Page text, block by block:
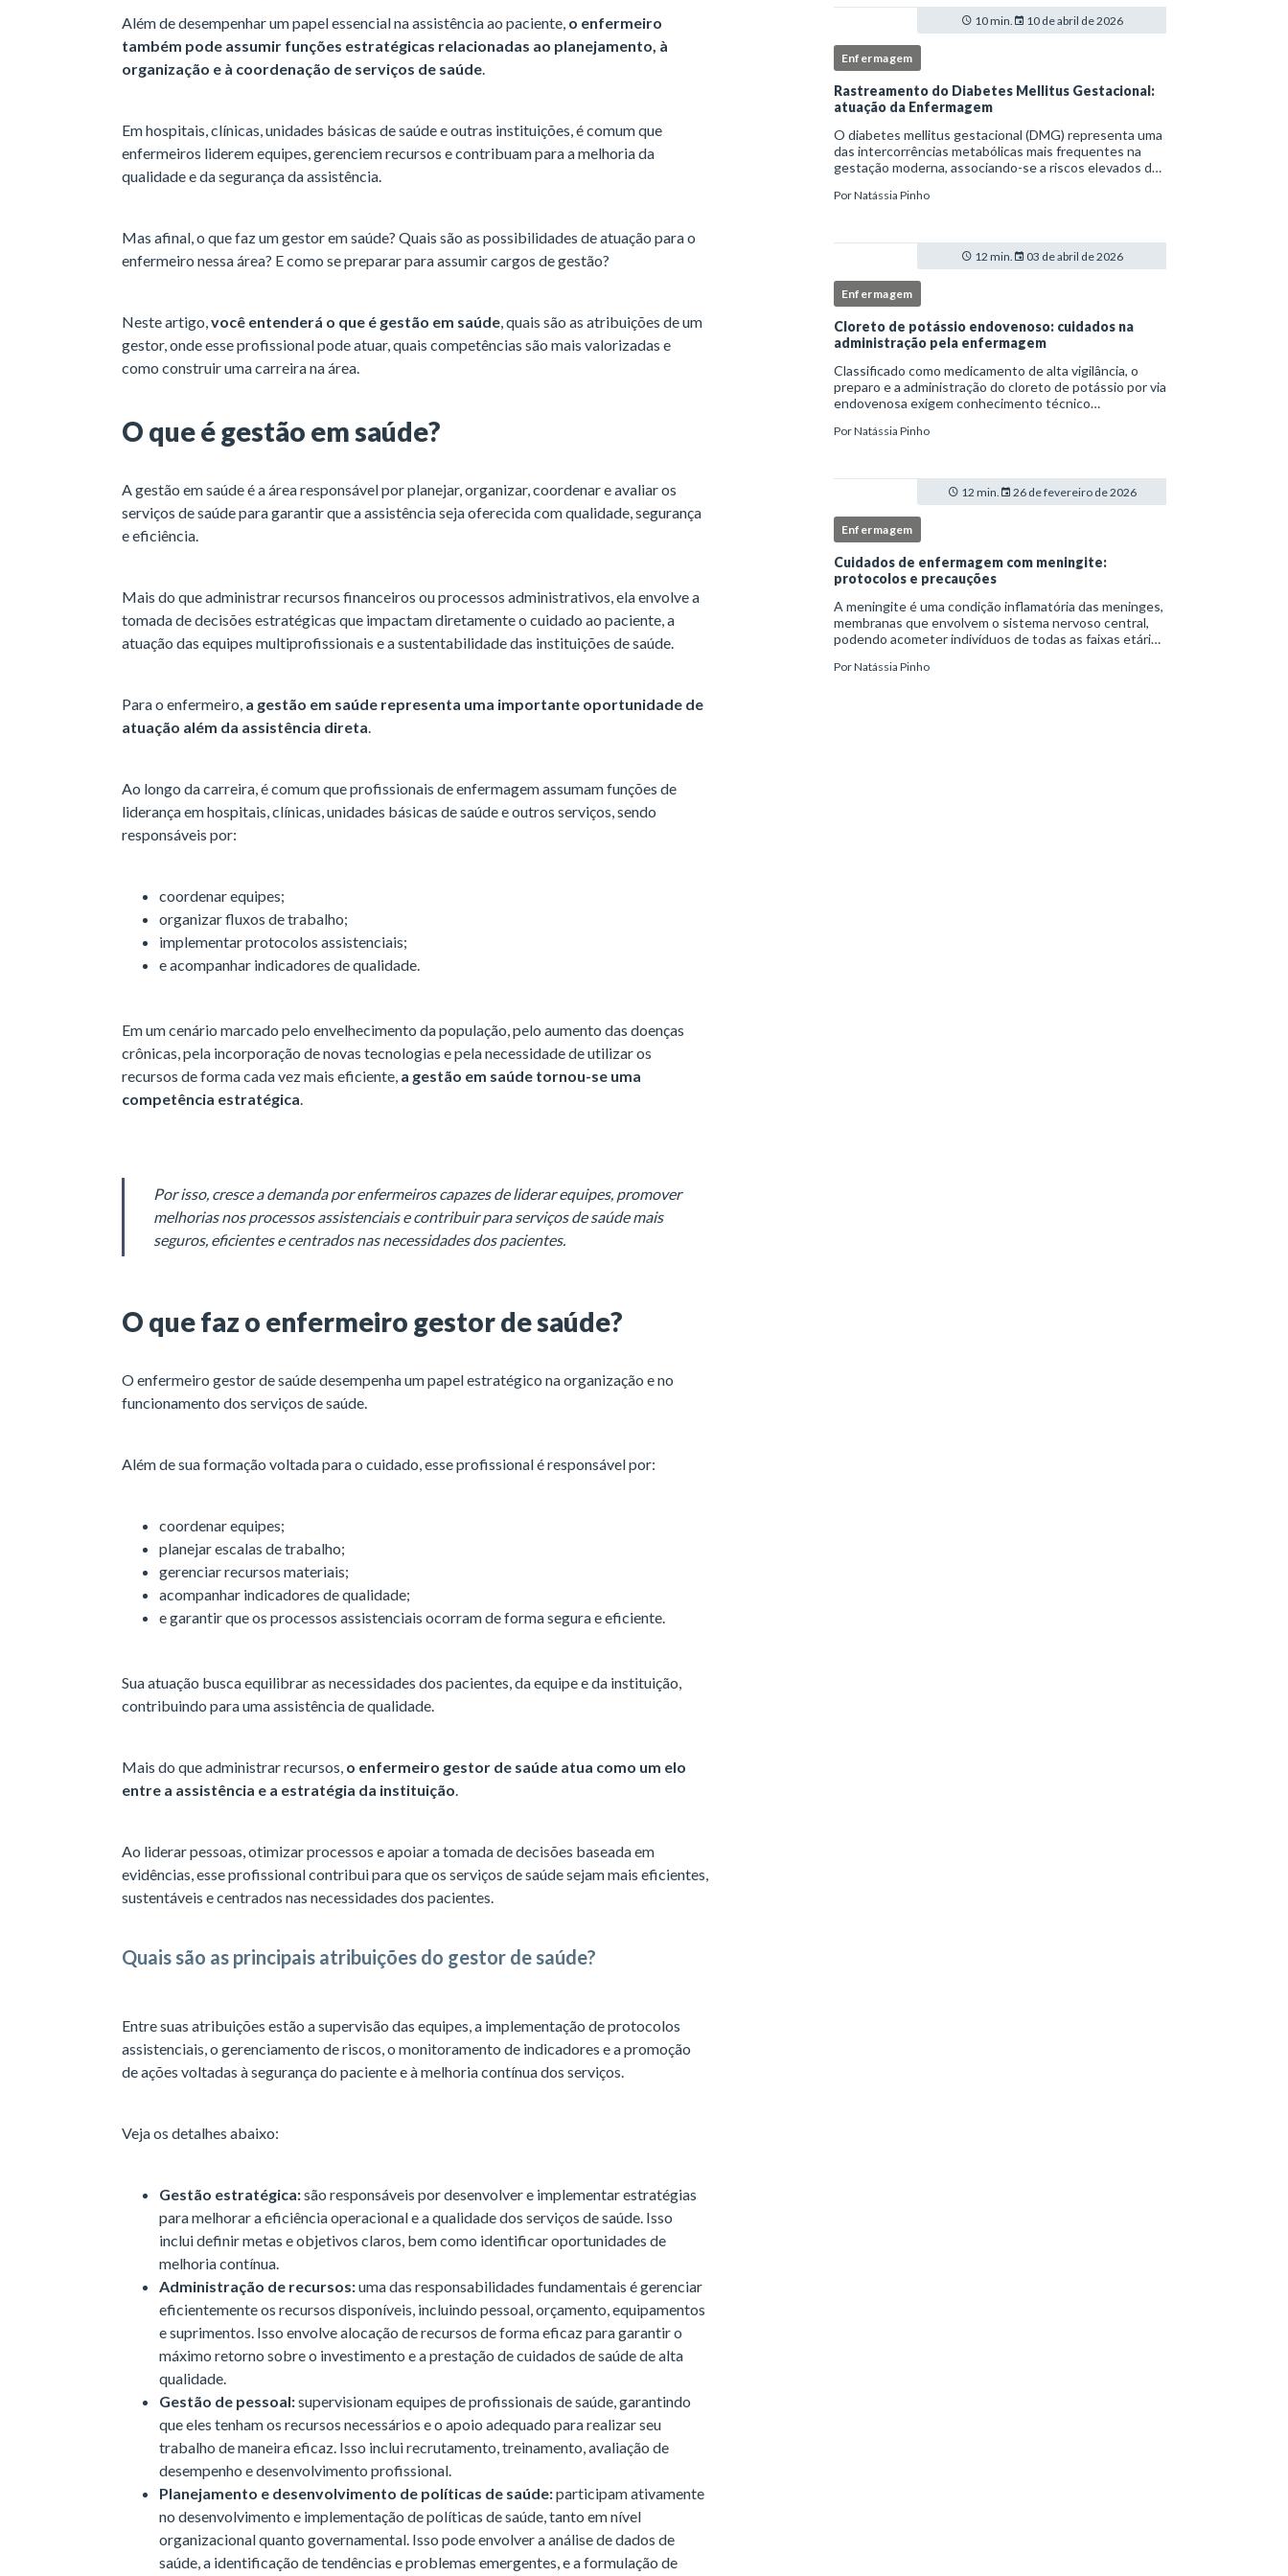
Além de desempenhar um papel essencial na assistência ao paciente, o enfermeiro
também pode assumir funções estratégicas relacionadas ao planejamento, à
organização e à coordenação de serviços de saúde.
Em hospitais, clínicas, unidades básicas de saúde e outras instituições, é comum que
enfermeiros liderem equipes, gerenciem recursos e contribuam para a melhoria da
qualidade e da segurança da assistência.
Mas afinal, o que faz um gestor em saúde? Quais são as possibilidades de atuação para o
enfermeiro nessa área? E como se preparar para assumir cargos de gestão?
Neste artigo,você entenderá o que é gestão em saúde, quais são as atribuições de um
gestor, onde esse profissional pode atuar, quais competências são mais valorizadas e
como construir uma carreira na área.
O que é gestão em saúde?
A gestão em saúde é a área responsável por planejar, organizar, coordenar e avaliar os
serviços de saúde para garantir que a assistência seja oferecida com qualidade, segurança
e eficiência.
Mais do que administrar recursos financeiros ou processos administrativos, ela envolve a
tomada de decisões estratégicas que impactam diretamente o cuidado ao paciente, a
atuação das equipes multiprofissionais e a sustentabilidade das instituições de saúde.
Para o enfermeiro, a gestão em saúde representa uma importante oportunidade de
atuação além da assistência direta.
Ao longo da carreira, é comum que profissionais de enfermagem assumam funções de
liderança em hospitais, clínicas, unidades básicas de saúde e outros serviços, sendo
responsáveis por:
coordenar equipes;
organizar fluxos de trabalho;
implementar protocolos assistenciais;
e acompanhar indicadores de qualidade.
Em um cenário marcado pelo envelhecimento da população, pelo aumento das doenças
crônicas, pela incorporação de novas tecnologias e pela necessidade de utilizar os
recursos de forma cada vez mais eficiente, a gestão em saúde tornou-se uma
competência estratégica.
Por isso, cresce a demanda por enfermeiros capazes de liderar equipes, promover
melhorias nos processos assistenciais e contribuir para serviços de saúde mais
seguros, eficientes e centrados nas necessidades dos pacientes.
O que faz o enfermeiro gestor de saúde?
O enfermeiro gestor de saúde desempenha um papel estratégico na organização e no
funcionamento dos serviços de saúde.
Além de sua formação voltada para o cuidado, esse profissional é responsável por:
coordenar equipes;
planejar escalas de trabalho;
gerenciar recursos materiais;
acompanhar indicadores de qualidade;
e garantir que os processos assistenciais ocorram de forma segura e eficiente.
Sua atuação busca equilibrar as necessidades dos pacientes, da equipe e da instituição,
contribuindo para uma assistência de qualidade.
Mais do que administrar recursos, o enfermeiro gestor de saúde atua como um elo
entre a assistência e a estratégia da instituição.
Ao liderar pessoas, otimizar processos e apoiar a tomada de decisões baseada em
evidências, esse profissional contribui para que os serviços de saúde sejam mais eficientes,
sustentáveis e centrados nas necessidades dos pacientes.
Quais são as principais atribuições do gestor de saúde?
Entre suas atribuições estão a supervisão das equipes, a implementação de protocolos
assistenciais, o gerenciamento de riscos, o monitoramento de indicadores e a promoção
de ações voltadas à segurança do paciente e à melhoria contínua dos serviços.
Veja os detalhes abaixo:
Gestão estratégica:são responsáveis por desenvolver e implementar estratégias
para melhorar a eficiência operacional e a qualidade dos serviços de saúde. Isso
inclui definir metas e objetivos claros, bem como identificar oportunidades de
melhoria contínua.
Administração de recursos:uma das responsabilidades fundamentais é gerenciar
eficientemente os recursos disponíveis, incluindo pessoal, orçamento, equipamentos
e suprimentos. Isso envolve alocação de recursos de forma eficaz para garantir o
máximo retorno sobre o investimento e a prestação de cuidados de saúde de alta
qualidade.
Gestão de pessoal:supervisionam equipes de profissionais de saúde, garantindo
que eles tenham os recursos necessários e o apoio adequado para realizar seu
trabalho de maneira eficaz. Isso inclui recrutamento, treinamento, avaliação de
desempenho e desenvolvimento profissional.
Planejamento e desenvolvimento de políticas de saúde:participam ativamente
no desenvolvimento e implementação de políticas de saúde, tanto em nível
organizacional quanto governamental. Isso pode envolver a análise de dados de
saúde, a identificação de tendências e problemas emergentes, e a formulação de
10 min. 10 de abril de 2026
Enfermagem
Rastreamento do Diabetes Mellitus Gestacional:
atuação da Enfermagem
O diabetes mellitus gestacional (DMG) representa uma
das intercorrências metabólicas mais frequentes na
gestação moderna, associando-se a riscos elevados de
identificado precocemente.Neste cenário, o enferm
PorNatássia Pinho
12 min. 03 de abril de 2026
Enfermagem
Cloreto de potássio endovenoso: cuidados na
administração pela enfermagem
Classificado como medicamento de alta vigilância, o
preparo e a administração do cloreto de potássio por via
endovenosa exigem conhecimento técnico
institucionais e atuação criteriosa da equipe de
PorNatássia Pinho
12 min. 26 de fevereiro de 2026
Enfermagem
Cuidados de enfermagem com meningite:
protocolos e precauções
A meningite é uma condição inflamatória das meninges,
membranas que envolvem o sistema nervoso central,
podendo acometer indivíduos de todas as faixas etárias
autolimitados até situações de extrem
PorNatássia Pinho